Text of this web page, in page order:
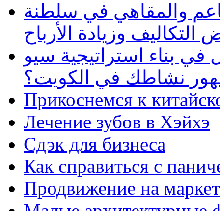
والمقاهي في سلطنة
وزيادة الأرباح
بناء استراتيجية سيو
نشاطك في الكويت؟
Прикоснемся к
Лечение зубов в Хэйхэ
Сдэк для бизнеса
Как справиться с
Продвижение на